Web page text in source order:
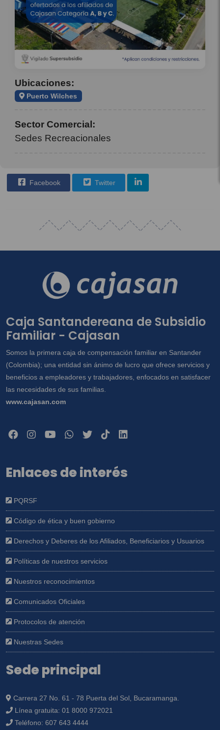
Ubicaciones:
Puerto Wilches
Sector Comercial:
Sedes Recreacionales
Facebook Twitter
Caja Santandereana de Subsidio
Familiar - Cajasan
Somos la primera caja de compensación familiar en Santander
(Colombia); una entidad sin ánimo de lucro que ofrece servicios y
beneficios a empleadores y trabajadores, enfocados en satisfacer
las necesidades de sus familias.
www.cajasan.com
Enlaces de interés
PQRSF
Código de ética y buen gobierno
Derechos y Deberes de los Afiliados, Beneficiarios y Usuarios
Políticas de nuestros servicios
Nuestros reconocimientos
Comunicados Oficiales
Protocolos de atención
Nuestras Sedes
Sede principal
Carrera 27 No. 61 - 78 Puerta del Sol, Bucaramanga.
Línea gratuita: 01 8000 972021
Teléfono: 607 643 4444